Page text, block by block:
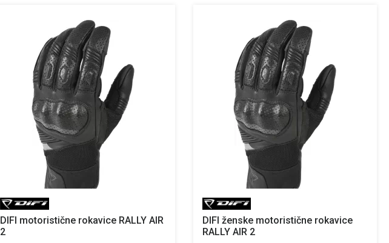
DIFI motoristične rokavice RALLY AIR
2
DIFI ženske motoristične rokavice
RALLY AIR 2